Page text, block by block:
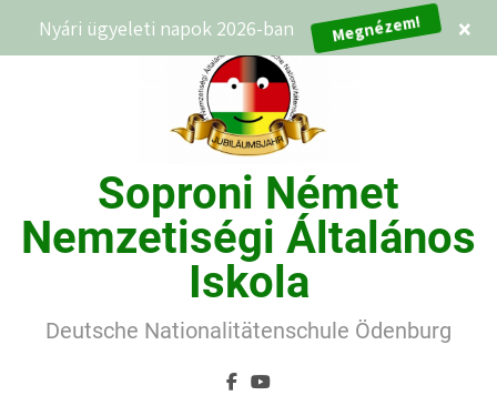
Soproni Német
Nemzetiségi Általános
Iskola
Deutsche Nationalitätenschule Ödenburg
Nyári ügyeleti napok 2026-ban Megnézem! ×